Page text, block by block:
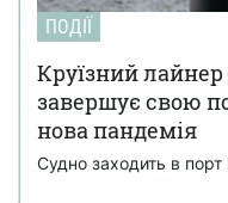
ПОДІЇ
Круїзний лайнер
завершує свою
нова пандемія
Судно заходить в